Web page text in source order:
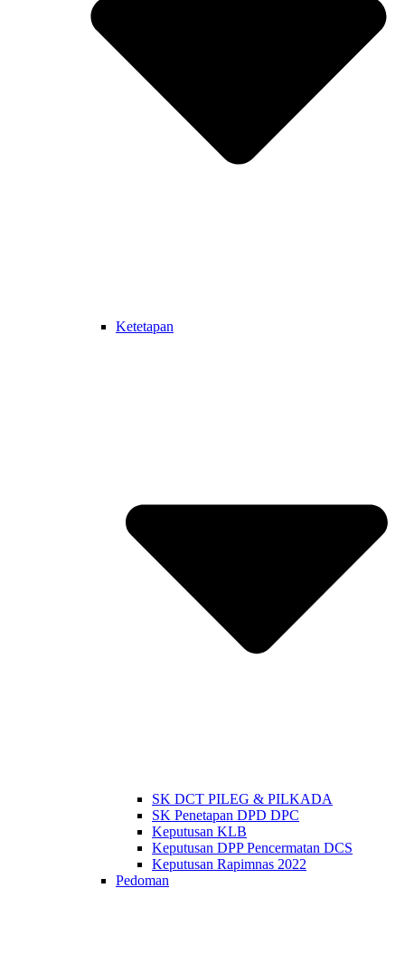
Ketetapan
SK DCT PILEG & PILKADA
SK Penetapan DPD DPC
Keputusan KLB
Keputusan DPP Pencermatan DCS
Keputusan Rapimnas 2022
Pedoman